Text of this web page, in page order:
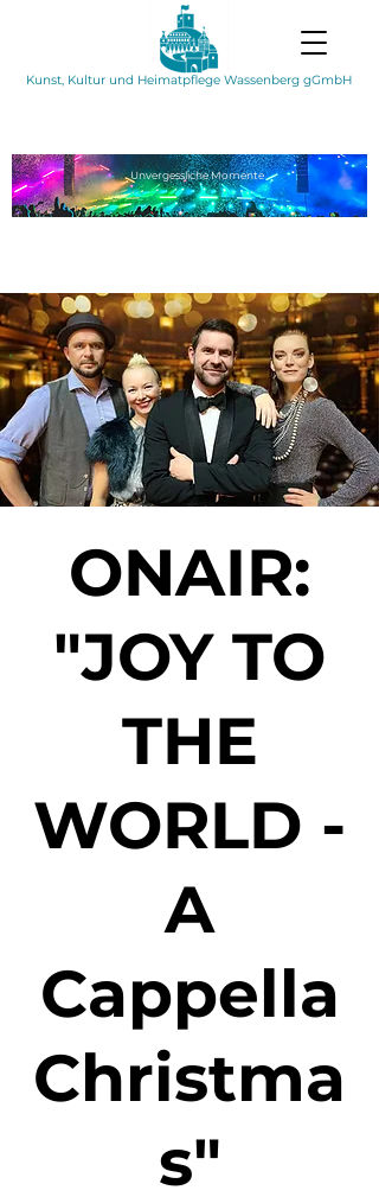
Kunst, Kultur und Heimatpflege Wassenberg gGmbH
UnvergesslicheMomente
ONAIR:
"JOY TO
THE
WORLD -
A
Cappella
Christma
s"